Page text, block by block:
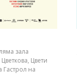
зала
Цвети
на